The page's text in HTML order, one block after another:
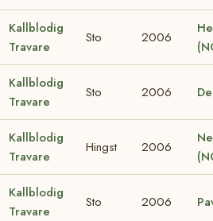
Kallblodig
Travare
Sto 2006
Kallblodig
Travare
Sto 2006
Kallblodig
Travare
Hingst 2006
Kallblodig
Travare
Sto 2006